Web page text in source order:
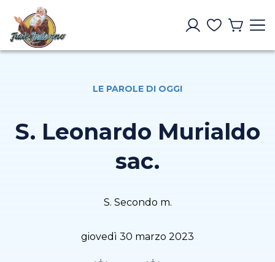
LE PAROLE DI OGGI
S. Leonardo Murialdo
sac.
S. Secondo m.
giovedì 30 marzo 2023